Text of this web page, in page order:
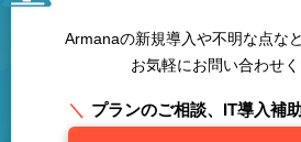
Armanaの新規導入や不明な点な
お気軽にお問い合わせく
プランのご相談、IT導入補